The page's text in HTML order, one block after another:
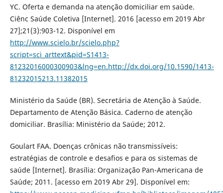
YC. Oferta e demanda na atenção domiciliar em saúde.
Ciênc Saúde Coletiva [Internet]. 2016 [acesso em 2019 Abr
27];21(3):903-12. Disponível em
http://www.scielo.br/scielo.php?
script=sci_arttext&pid=S1413-
81232016000300903&lng=en.http://dx.doi.org/10.1590/1413-
81232015213.11382015
Ministério da Saúde (BR). Secretária de Atenção à Saúde.
Departamento de Atenção Básica. Caderno de atenção
domiciliar. Brasília: Ministério da Saúde; 2012.
Goulart FAA. Doenças crônicas não transmissíveis:
estratégias de controle e desafios e para os sistemas de
saúde [Internet]. Brasília: Organização Pan-Americana de
Saúde; 2011. [acesso em 2019 Abr 29]. Disponível em: